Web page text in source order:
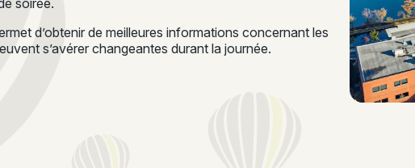
soirée.
d’obtenir de meilleures informations concernant les
s’avérer changeantes durant la journée.